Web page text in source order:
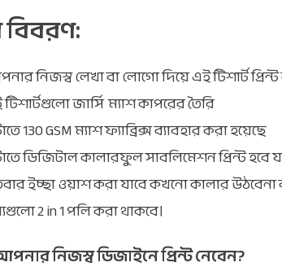
বিবরণ:
নিজস্ব লেখা বা লোগো দিয়ে এই টিশার্ট
জার্সি ম্যাশ কাপরের তৈরি
130 GSM ম্যাশ ফ্যাব্রিক্স ব্যাবহার করা হয়েছে
ডিজিটাল কালারফুল সাবলিমেশন প্রিন্ট হবে
ইচ্ছা ওয়াশ করা যাবে কখনো কালার উঠবেনা
2 in 1 পলি করা থাকবে।
নিজস্ব ডিজাইনে প্রিন্ট নেবেন?